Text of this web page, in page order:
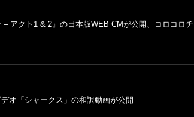
アクト1 & 2』の日本版WEB CMが公開、コロコロ
オ「シャークス」の和訳動画が公開